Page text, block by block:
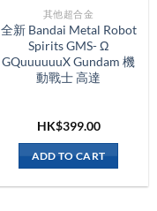
其他超合金
全新 Bandai Metal Robot
Spirits GMS- Ω
GQuuuuuuX Gundam 機
動戰士 高達
HK$399.00
ADD TO CART